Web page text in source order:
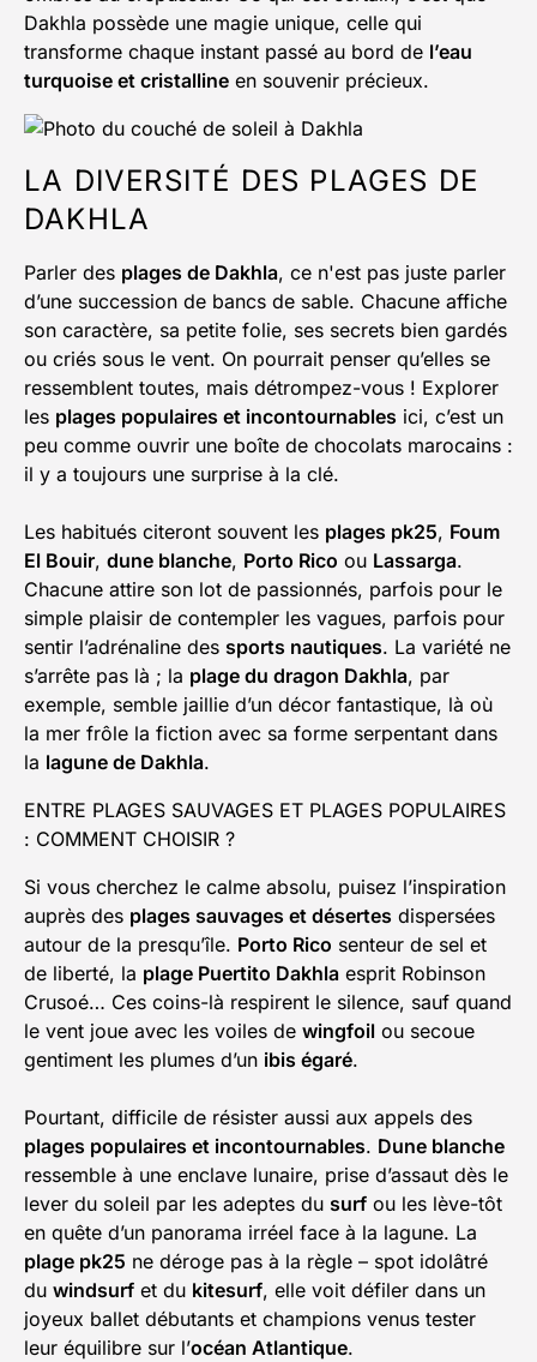
Dakhla possède une magie unique, celle qui
transforme chaque instant passé au bord de l’eau
turquoise et cristalline en souvenir précieux.
LA DIVERSITÉ DES PLAGES DE
DAKHLA
Parler des plages de Dakhla, ce n'est pas juste parler
d’une succession de bancs de sable. Chacune affiche
son caractère, sa petite folie, ses secrets bien gardés
ou criés sous le vent. On pourrait penser qu’elles se
ressemblent toutes, mais détrompez-vous ! Explorer
les plages populaires et incontournables ici, c’est un
peu comme ouvrir une boîte de chocolats marocains :
il y a toujours une surprise à la clé.
Les habitués citeront souvent les plages pk25, Foum
El Bouir, dune blanche, Porto Rico ou Lassarga.
Chacune attire son lot de passionnés, parfois pour le
simple plaisir de contempler les vagues, parfois pour
sentir l’adrénaline des sports nautiques. La variété ne
s’arrête pas là ; la plage du dragon Dakhla, par
exemple, semble jaillie d’un décor fantastique, là où
la mer frôle la fiction avec sa forme serpentant dans
la lagune de Dakhla.
ENTRE PLAGES SAUVAGES ET PLAGES POPULAIRES
: COMMENT CHOISIR ?
Si vous cherchez le calme absolu, puisez l’inspiration
auprès des plages sauvages et désertes dispersées
autour de la presqu’île. Porto Rico senteur de sel et
de liberté, la plage Puertito Dakhla esprit Robinson
Crusoé… Ces coins-là respirent le silence, sauf quand
le vent joue avec les voiles de wingfoil ou secoue
gentiment les plumes d’un ibis égaré.
Pourtant, difficile de résister aussi aux appels des
plages populaires et incontournables. Dune blanche
ressemble à une enclave lunaire, prise d’assaut dès le
lever du soleil par les adeptes du surf ou les lève-tôt
en quête d’un panorama irréel face à la lagune. La
plage pk25 ne déroge pas à la règle – spot idolâtré
du windsurf et du kitesurf, elle voit défiler dans un
joyeux ballet débutants et champions venus tester
leur équilibre sur l’océan Atlantique.